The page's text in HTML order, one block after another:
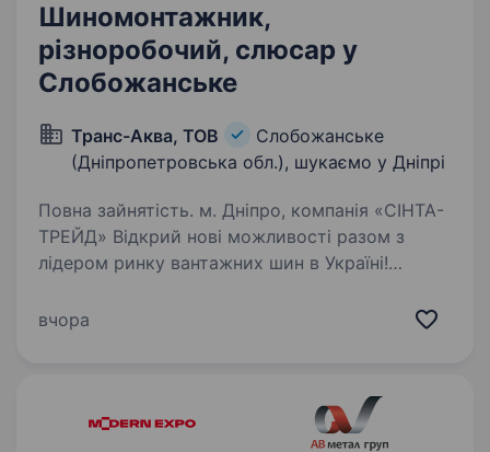
Шиномонтажник,
різноробочий, слюсар у
Слобожанське
Транс-Аква, ТОВ
Слобожанське
(Дніпропетровська обл.), шукаємо у Дніпрі
Повна зайнятість. м. Дніпро, компанія «СІНТА-
ТРЕЙД» Відкрий нові можливості разом з
лідером ринку вантажних шин в Україні!
слюсарів шиномонтажу. Ми активно
вчора